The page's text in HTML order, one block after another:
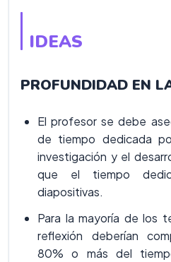
IDEAS
PROFUNDIDAD EN
El profesor se debe
de tiempo dedicada
investigación y el
que el tiempo
diapositivas.
Para la mayoría de los
reflexión deberían
80% o más del